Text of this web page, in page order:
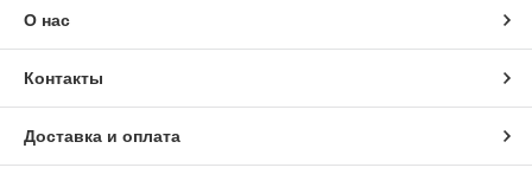
О нас
Контакты
Доставка и оплата